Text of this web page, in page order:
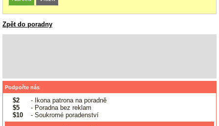
Zpět do poradny
Podpořte nás
$2
- Ikona patrona na poradně
$5
- Poradna bez reklam
$10
- Soukromé poradenství